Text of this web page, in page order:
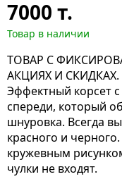
7000 т.
Товар в наличии
ТОВАР С
АКЦИЯХ И СКИДКАХ.
Эффектный корсет
спереди, который
шнуровка. Всегда
красного и
кружевным
чулки не входят.